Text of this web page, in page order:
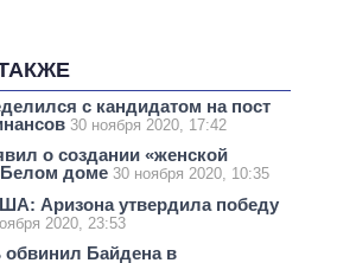
с кандидатом на пост
30 ноября 2020, 17:42
о создании «женской
доме 30 ноября 2020, 10:35
Аризона утвердила победу
2020, 23:53
обвинил Байдена в